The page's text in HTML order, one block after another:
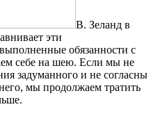
В. Зеланд в
эти
обязанности с
себе на шею. Если мы не
задуманного и не согласны
мы продолжаем тратить